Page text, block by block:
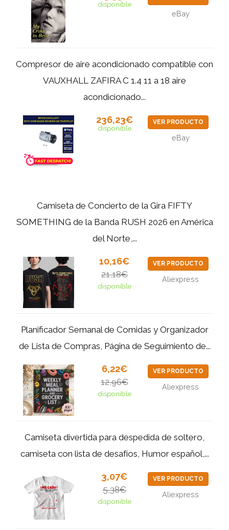
disponible
eBay
Compresor de aire acondicionado compatible con
VAUXHALL ZAFIRA C 1.4 11 a 18 aire
acondicionado...
236,23€
disponible
VER PRODUCTO
eBay
Camiseta de Concierto de la Gira FIFTY
SOMETHING de la Banda RUSH 2026 en América
del Norte,...
10,16€
21,18€
disponible
VER PRODUCTO
Aliexpress
Planificador Semanal de Comidas y Organizador
de Lista de Compras, Página de Seguimiento de...
6,22€
12,96€
disponible
VER PRODUCTO
Aliexpress
Camiseta divertida para despedida de soltero,
camiseta con lista de desafíos, Humor español,...
3,07€
5,38€
disponible
VER PRODUCTO
Aliexpress